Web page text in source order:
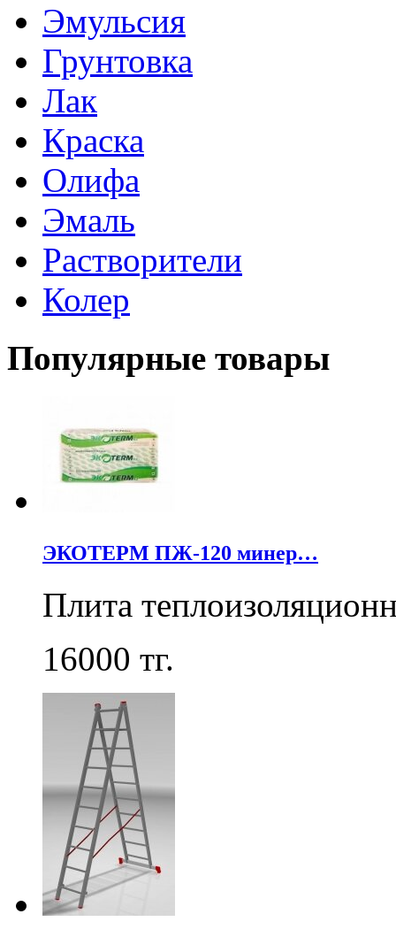
Эмульсия
Грунтовка
Лак
Краска
Олифа
Эмаль
Растворители
Колер
Популярные товары
ЭКОТЕРМ ПЖ-120 минер…
Плита
16000 тг.